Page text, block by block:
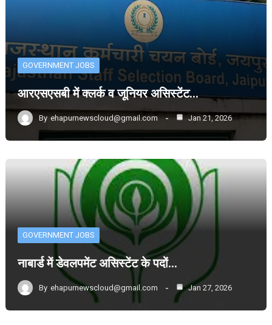
GOVERNMENT JOBS
आरएसएसबी में क्लर्क व जूनियर असिस्टेंट…
By ehapurnewscloud@gmail.com Jan 21, 2026
GOVERNMENT JOBS
नाबार्ड में डेवलपमेंट असिस्टेंट के पदों…
By ehapurnewscloud@gmail.com Jan 27, 2026